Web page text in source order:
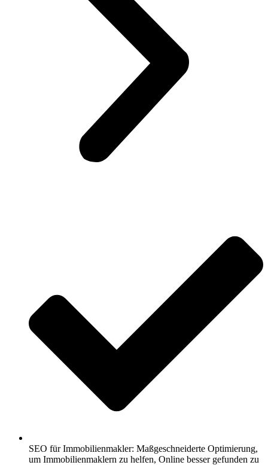
SEO für Immobilienmakler: Maßgeschneiderte Optimierung,
um Immobilienmaklern zu helfen, Online besser gefunden zu